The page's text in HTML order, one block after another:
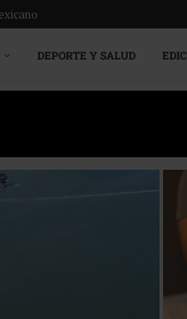
DEPORTE Y SALUD